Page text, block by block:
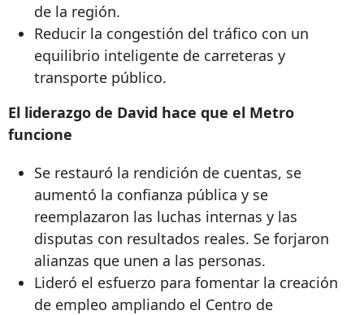
de la región.
Reducir la congestión del tráfico con un
equilibrio inteligente de carreteras y
transporte público.
El liderazgo de David hace que el Metro
funcione
Se restauró la rendición de cuentas, se
aumentó la confianza pública y se
reemplazaron las luchas internas y las
disputas con resultados reales. Se forjaron
alianzas que unen a las personas.
Lideró el esfuerzo para fomentar la creación
de empleo ampliando el Centro de